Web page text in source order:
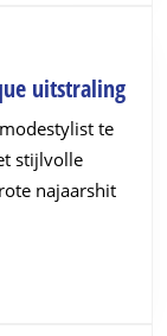
uitstraling
te
stijlvolle
najaarshit